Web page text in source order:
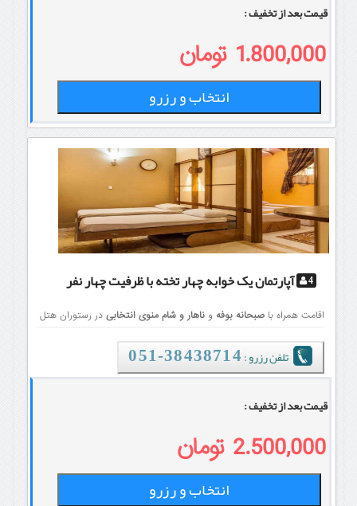
قیمت بعد از تخفیف :
1.800,000 تومان
انتخاب و رزرو
4 آپارتمان یک خوابه چهار تختهبا ظرفیت چهار نفر
اقامت همراه با صبحانه بوفه و ناهار و شام منوی انتخابیدر رستوران هتل
تلفن رزرو :38438714-051
قیمت بعد از تخفیف :
2.500,000 تومان
انتخاب و رزرو